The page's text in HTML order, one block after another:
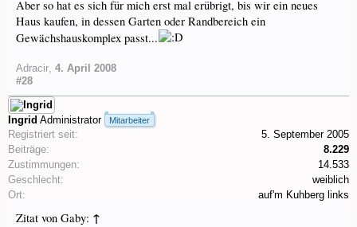
Aber so hat es sich für mich erst mal erübrigt, bis wir ein neues
Haus kaufen, in dessen Garten oder Randbereich ein
Gewächshauskomplex passt...
Adracir 4. April 2008
#28
Ingrid Administrator Mitarbeiter
Registriert seit:
5. September 2005
Beiträge:
8.229
Zustimmungen:
14.533
Geschlecht:
weiblich
Ort:
auf'm Kuhberg links
Zitat von Gaby: ↑